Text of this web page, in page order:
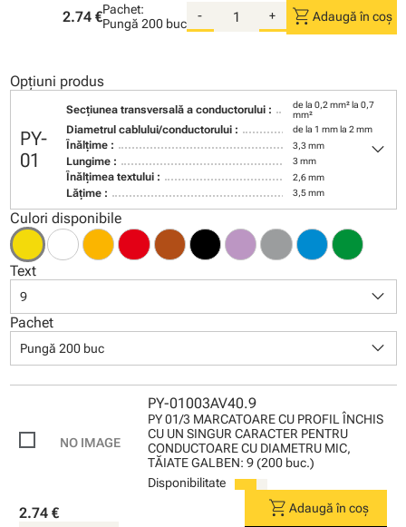
2.74 €Pachet:
Pungă 200 buc
- + shopping_cart Adaugă în coș
Opțiuni produs
PY-
01
Secţiunea transversală a conductorului :
de la 0,2 mm² la 0,7
mm²
Diametrul cablului/conductorului : de la 1 mm la 2 mm
Înălţime : 3,3 mm
Lungime : 3 mm
Înălţimea textului : 2,6 mm
Lăţime : 3,5 mm
keyboard_arrow_down
Culori disponibile
Text
9 keyboard_arrow_down
Pachet
Pungă 200 buc keyboard_arrow_down
PY-01003AV40.9
PY 01/3 MARCATOARE CU PROFIL ÎNCHIS
CU UN SINGUR CARACTER PENTRU
CONDUCTOARE CU DIAMETRU MIC,
TĂIATE GALBEN: 9 (200 buc.)
Disponibilitate
2.74 € shopping_cartAdaugă în coș